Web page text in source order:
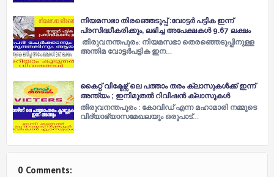
നിയമസഭാ തിരഞ്ഞെടുപ്പ് :വോട്ടർ പട്ടിക ഇന്ന്
പ്രസിദ്ധീകരിക്കും, ലഭിച്ച അപേക്ഷകൾ 9.67 ലക്ഷം
തിരുവനന്തപുരം: നിയമസഭാ തെരഞ്ഞെടുപ്പിനുള്ള
അന്തിമ വോട്ടർപട്ടിക ഇന…
കൈറ്റ് വിക്ടേഴ്സ് ലെ പത്താം തരം ക്ലാസുകൾക്ക് ഇന്ന്
അന്ത്യം ; ഇനിമുതൽ റിവിഷൻ ക്ലാസുകൾ
തിരുവനന്തപുരം : കോവിഡ് എന്ന മഹാമാരി നമ്മുടെ
വിദ്യാഭ്യാസമേഖലയും ഒരുപാട്…
0 Comments: